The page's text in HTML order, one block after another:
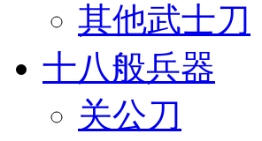
其他武士刀
十八般兵器
关公刀